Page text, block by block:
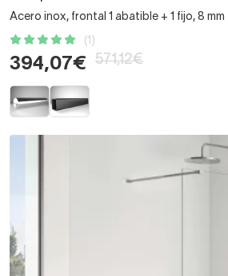
Acero inox, frontal 1 abatible + 1 fijo, 8 mm
(1)
394,07€ 571,12€